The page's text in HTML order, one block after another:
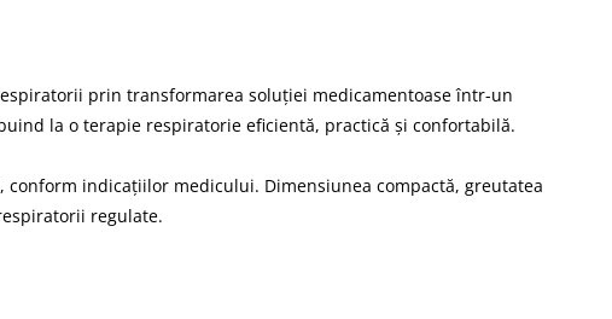
prin transformarea soluției medicamentoase într-un
la o terapie respiratorie eficientă, practică și confortabilă.
indicațiilor medicului. Dimensiunea compactă, greutatea
regulate.